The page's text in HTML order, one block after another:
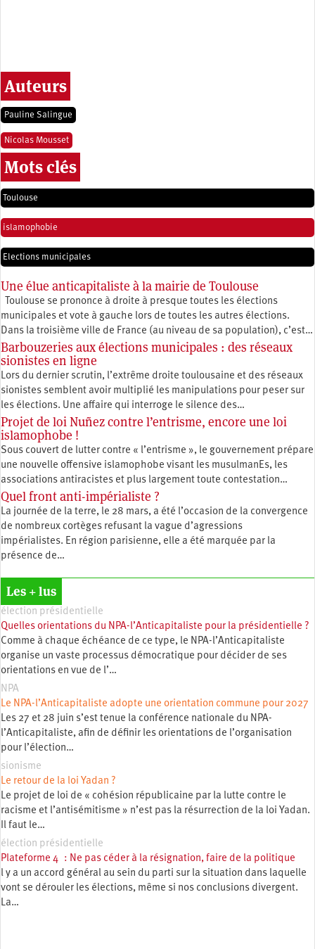
Auteurs
Pauline Salingue
Nicolas Mousset
Mots clés
Toulouse
islamophobie
Elections municipales
Une élue anticapitaliste à la mairie de Toulouse
Toulouse se prononce à droite à presque toutes les élections
municipales et vote à gauche lors de toutes les autres élections.
Dans la troisième ville de France (au niveau de sa population), c’est…
Barbouzeries aux élections municipales : des réseaux
sionistes en ligne
Lors du dernier scrutin, l’extrême droite toulousaine et des réseaux
sionistes semblent avoir multiplié les manipulations pour peser sur
les élections. Une affaire qui interroge le silence des…
Projet de loi Nuñez contre l’entrisme, encore une loi
islamophobe !
Sous couvert de lutter contre « l’entrisme », le gouvernement prépare
une nouvelle offensive islamophobe visant les musulmanEs, les
associations antiracistes et plus largement toute contestation…
Quel front anti-impérialiste ?
La journée de la terre, le 28 mars, a été l’occasion de la convergence
de nombreux cortèges refusant la vague d’agressions
impérialistes. En région parisienne, elle a été marquée par la
présence de…
Les + lus
élection présidentielle
Quelles orientations du NPA-l’Anticapitaliste pour la présidentielle ?
Comme à chaque échéance de ce type, le NPA-l’Anticapitaliste
organise un vaste processus démocratique pour décider de ses
orientations en vue de l’…
NPA
Le NPA-l’Anticapitaliste adopte une orientation commune pour 2027
Les 27 et 28 juin s’est tenue la conférence nationale du NPA-
l’Anticapitaliste, afin de définir les orientations de l’organisation
pour l’élection…
sionisme
Le retour de la loi Yadan ?
Le projet de loi de « cohésion républicaine par la lutte contre le
racisme et l’antisémitisme » n’est pas la résurrection de la loi Yadan.
Il faut le…
élection présidentielle
Plateforme 4 : Ne pas céder à la résignation, faire de la politique
l y a un accord général au sein du parti sur la situation dans laquelle
vont se dérouler les élections, même si nos conclusions divergent.
La…